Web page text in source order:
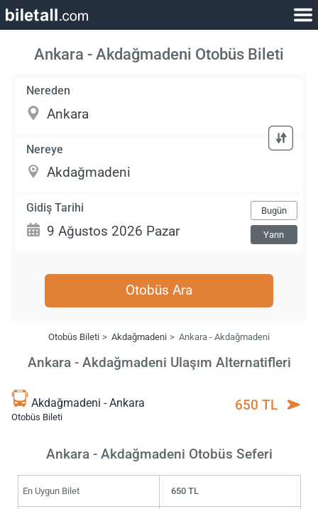
Ankara - Akdağmadeni Otobüs Bileti
Nereden
Nereye
Gidiş Tarihi Bugün
Yarın
Otobüs Ara
Otobüs Bileti Akdağmadeni Ankara - Akdağmadeni
Ankara - Akdağmadeni Ulaşım Alternatifleri
Akdağmadeni - Ankara
Otobüs Bileti
650 TL
Ankara - Akdağmadeni Otobüs Seferi
En Uygun Bilet 650 TL